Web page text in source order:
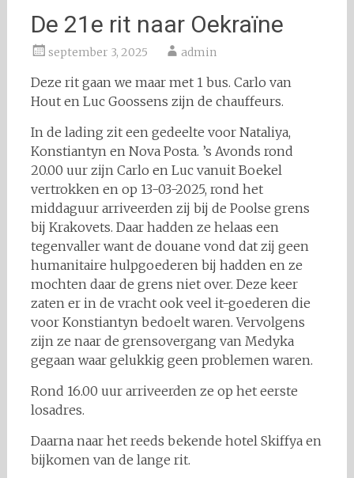
De 21e rit naar Oekraïne
september 3, 2025 admin
Deze rit gaan we maar met 1 bus. Carlo van
Hout en Luc Goossens zijn de chauffeurs.
In de lading zit een gedeelte voor Nataliya,
Konstiantyn en Nova Posta. ’s Avonds rond
20.00 uur zijn Carlo en Luc vanuit Boekel
vertrokken en op 13-03-2025, rond het
middaguur arriveerden zij bij de Poolse grens
bij Krakovets. Daar hadden ze helaas een
tegenvaller want de douane vond dat zij geen
humanitaire hulpgoederen bij hadden en ze
mochten daar de grens niet over. Deze keer
zaten er in de vracht ook veel it-goederen die
voor Konstiantyn bedoelt waren. Vervolgens
zijn ze naar de grensovergang van Medyka
gegaan waar gelukkig geen problemen waren.
Rond 16.00 uur arriveerden ze op het eerste
losadres.
Daarna naar het reeds bekende hotel Skiffya en
bijkomen van de lange rit.